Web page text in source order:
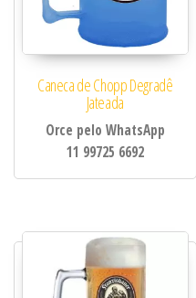
Caneca de Chopp Degradê
Jateada
Orce pelo WhatsApp
11 99725 6692